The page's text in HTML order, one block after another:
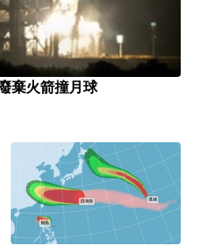
棄火箭撞月球